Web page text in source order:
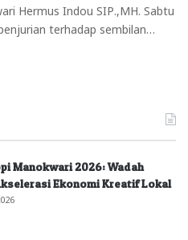
Hermus Indou SIP.,MH. Sabtu
terhadap sembilan…
Manokwari 2026: Wadah
Ekonomi Kreatif Lokal